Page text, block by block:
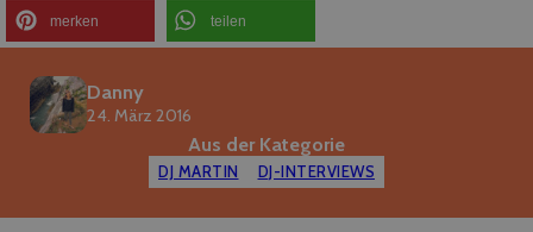
merken teilen
Danny
24. März 2016
Aus der Kategorie
DJ MARTIN DJ-INTERVIEWS